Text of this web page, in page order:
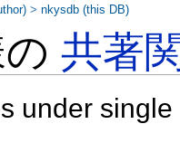
の共著
under
>nkysdb (this DB)